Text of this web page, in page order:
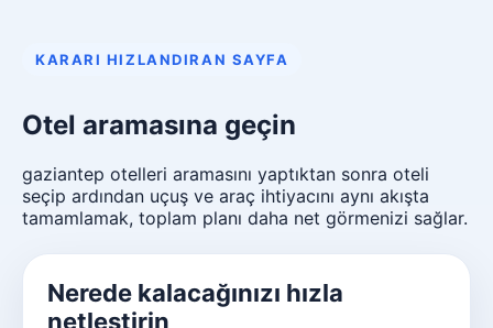
KARARI HIZLANDIRAN SAYFA
Otel aramasına geçin
gaziantep otelleri aramasını yaptıktan sonra oteli
seçip ardından uçuş ve araç ihtiyacını aynı akışta
tamamlamak, toplam planı daha net görmenizi sağlar.
Nerede kalacağınızı hızla
netleştirin